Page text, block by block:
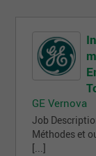
GE Vernova
Job
Méthodes et
[...]